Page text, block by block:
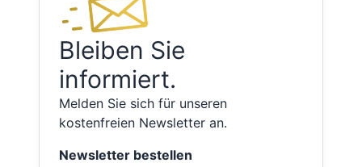
Bleiben Sie
informiert.
Melden Sie sich für unseren
kostenfreien Newsletter an.